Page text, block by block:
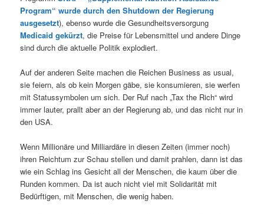
Program“ wurde durch den Shutdown der Regierung
ausgesetzt), ebenso wurde die Gesundheitsversorgung
Medicaid gekürzt, die Preise für Lebensmittel und andere Dinge
sind durch die aktuelle Politik explodiert.
Auf der anderen Seite machen die Reichen Business as usual,
sie feiern, als ob kein Morgen gäbe, sie konsumieren, sie werfen
mit Statussymbolen um sich. Der Ruf nach „Tax the Rich“ wird
immer lauter, prallt aber an der Regierung ab, und das nicht nur in
den USA.
Wenn Millionäre und Milliardäre in diesen Zeiten (immer noch)
ihren Reichtum zur Schau stellen und damit prahlen, dann ist das
wie ein Schlag ins Gesicht all der Menschen, die kaum über die
Runden kommen. Da ist auch nicht viel mit Solidarität mit
Bedürftigen, mit Menschen, die wenig haben.